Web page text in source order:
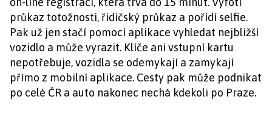
průkaz totožnosti, řidičský průkaz a pořídí selfie.
Pak už jen stačí pomocí aplikace vyhledat nejbližší
vozidlo a může vyrazit. Klíče ani vstupní kartu
nepotřebuje, vozidla se odemykají a zamykají
přímo z mobilní aplikace. Cesty pak může podnikat
po celé ČR a auto nakonec nechá kdekoli po Praze.